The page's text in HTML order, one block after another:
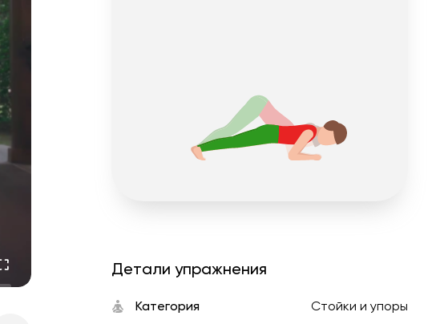
Детали упражнения
Категория Стойки и упоры